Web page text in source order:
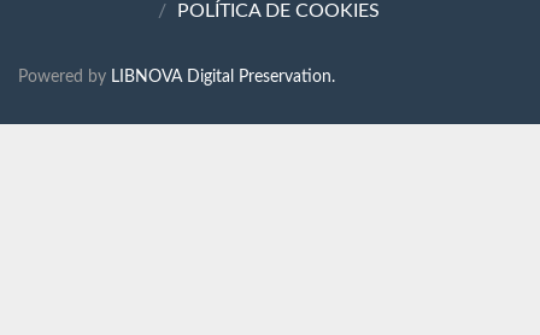
POLÍTICA DE COOKIES
Powered by LIBNOVA Digital Preservation.